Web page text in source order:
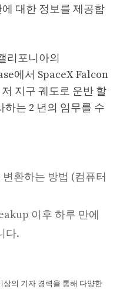
대한 정보를 제공합
리포니아의
에서 SpaceX Falcon
지구 궤도로 운반 할
는 2 년의 임무를 수
변환하는 방법 (컴퓨터
이후 하루 만에
다.
상의 기자 경력을 통해 다양한